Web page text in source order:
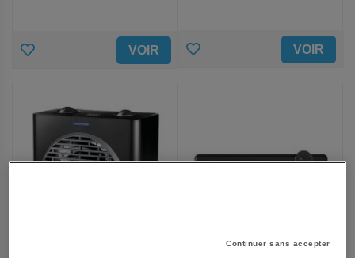
AJOUTER
FAVORIS
VOIR AJOUTER VOIR
Continuer sans accepter